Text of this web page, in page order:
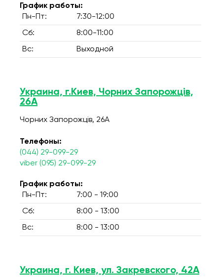
График работы:
Пн-Пт:
7:30-12:00
Сб: 8:00-11:00
Вс: Выходной
Украина, г.Киев, Чорних Запорожців,
26А
Чорних Запорожців, 26А
Телефоны:
(044) 29-099-29
viber (095) 29-099-29
График работы:
Пн-Пт:
7:00 - 19:00
Сб: 8:00 - 13:00
Вс: 8:00 - 13:00
Украина, г. Киев, ул. Закревского, 42А